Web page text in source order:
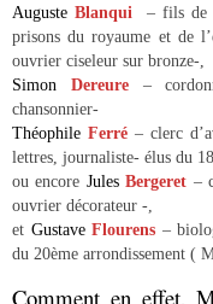
Auguste Blanqui – fils de
prisons du royaume et de
ouvrier ciseleur sur bronze-,
Simon
Dereure–
chansonnier-
Théophile Ferré – clerc
lettres, journaliste- élus du
ou encore JulesBergeret –
ouvrier décorateur -,
et Gustave Flourens –
du 20ème arrondissement (
Comment en effet,